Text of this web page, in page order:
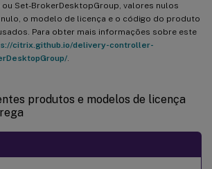
Set-BrokerDesktopGroup, valores nulos
o modelo de licença e o código do produto
Para obter mais informações sobre este
citrix.github.io/delivery-controller-
.
produtos e modelos de licença